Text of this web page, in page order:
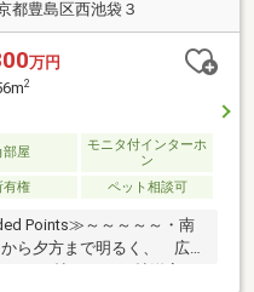
都豊島区西池袋３
万円
2
部屋
モニタ付インターホ
ン
有権 ペット相談可
Points≫～～～～～・南
から夕方まで明るく、 広